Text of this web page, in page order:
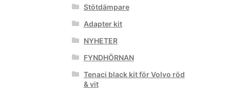
Stötdämpare
Adapter kit
NYHETER
FYNDHÖRNAN
Tenaci black kit för Volvo röd
& vit